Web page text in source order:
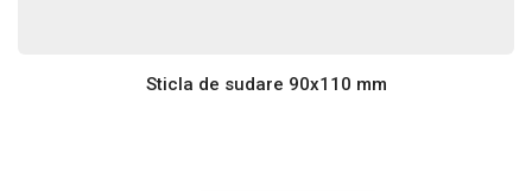
Sticla de sudare 90x110 mm